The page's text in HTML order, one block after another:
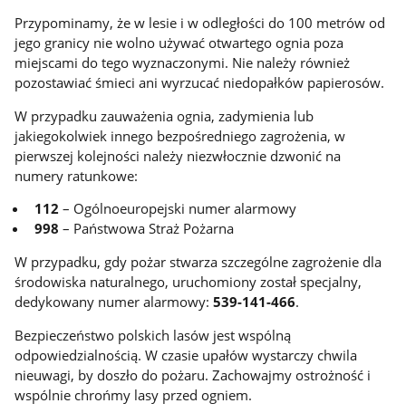
Przypominamy, że w lesie i w odległości do 100 metrów od
jego granicy nie wolno używać otwartego ognia poza
miejscami do tego wyznaczonymi. Nie należy również
pozostawiać śmieci ani wyrzucać niedopałków papierosów.
W przypadku zauważenia ognia, zadymienia lub
jakiegokolwiek innego bezpośredniego zagrożenia, w
pierwszej kolejności należy niezwłocznie dzwonić na
numery ratunkowe:
112– Ogólnoeuropejski numer alarmowy
998– Państwowa Straż Pożarna
W przypadku, gdy pożar stwarza szczególne zagrożenie dla
środowiska naturalnego, uruchomiony został specjalny,
dedykowany numer alarmowy:539-141-466.
Bezpieczeństwo polskich lasów jest wspólną
odpowiedzialnością. W czasie upałów wystarczy chwila
nieuwagi, by doszło do pożaru. Zachowajmy ostrożność i
wspólnie chrońmy lasy przed ogniem.